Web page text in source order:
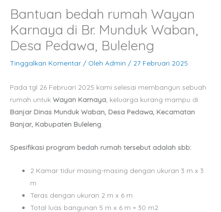
Bantuan bedah rumah Wayan
Karnaya di Br. Munduk Waban,
Desa Pedawa, Buleleng
Tinggalkan Komentar / Oleh Admin / 27 Februari 2025
Pada tgl 26 Februari 2025 kami selesai membangun sebuah
rumah untuk Wayan Karnaya; keluarga kurang mampu di
Banjar Dinas Munduk Waban, Desa Pedawa, Kecamatan
Banjar, Kabupaten Buleleng
Spesifikasi program bedah rumah tersebut adalah sbb:
2 Kamar tidur masing-masing dengan ukuran 3 m x 3
m
Teras dengan ukuran 2 m x 6 m
Total luas bangunan 5 m x 6 m = 30 m2